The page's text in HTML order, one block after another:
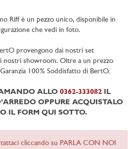
Riff è un pezzo unico, disponibile in
che vedi in foto.
provengono dai nostri set
nostri showroom. Oltre a un prezzo
100% Soddisfatto di BertO.
ALLO 0362-333082 IL
OPPURE ACQUISTALO
IL FORM QUI SOTTO.
cliccando su PARLA CON NOI